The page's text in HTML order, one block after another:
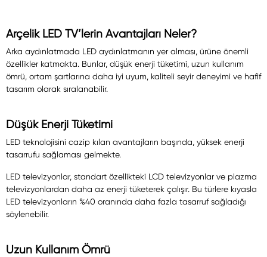
Arçelik LED TV’lerin Avantajları Neler?
Arka aydınlatmada LED aydınlatmanın yer alması, ürüne önemli
özellikler katmakta. Bunlar, düşük enerji tüketimi, uzun kullanım
ömrü, ortam şartlarına daha iyi uyum, kaliteli seyir deneyimi ve hafif
tasarım olarak sıralanabilir.
Düşük Enerji Tüketimi
LED teknolojisini cazip kılan avantajların başında, yüksek enerji
tasarrufu sağlaması gelmekte.
LED televizyonlar, standart özellikteki LCD televizyonlar ve plazma
televizyonlardan daha az enerji tüketerek çalışır. Bu türlere kıyasla
LED televizyonların %40 oranında daha fazla tasarruf sağladığı
söylenebilir.
Uzun Kullanım Ömrü